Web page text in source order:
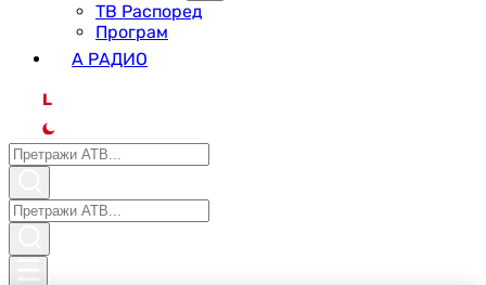
ТВ Распоред
Програм
А РАДИО
L